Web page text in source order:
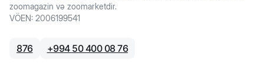
zoomagazin və zoomarketdir.
VÖEN: 2006199541
876 +994 50 400 08 76